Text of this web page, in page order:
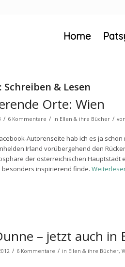
Home
Schreiben & Lesen
Orte: Wien
/ 6 Kommentare / in Ellen & ihre Bücher / von
Autorenseite hab ich es ja
Irland vorübergehend den
der österreichischen Hauptstadt
besonders inspirierend finde.
– jetzt auch in
/ 6 Kommentare / in Ellen & ihre Bücher,